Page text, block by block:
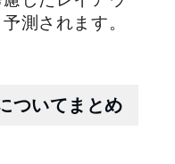
測されます。
ついてまとめ